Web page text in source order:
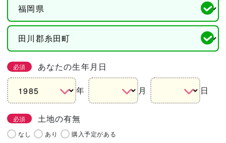
必須 あなたの生年月日
年 月 日
必須 土地の有無
なし あり 購入予定がある